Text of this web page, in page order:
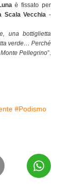
è fissato per
Scala Vecchia -
una bottiglietta
verde… Perché
Pellegrino”.
#Podismo